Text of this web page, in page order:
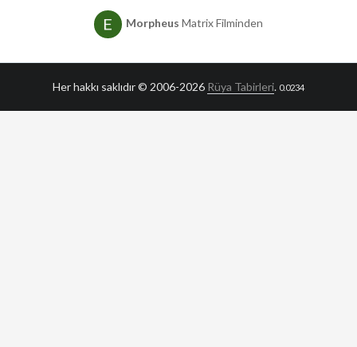
Morpheus Matrix Filminden
Her hakkı saklıdır © 2006-2026 Rüya Tabirleri. 0.0234